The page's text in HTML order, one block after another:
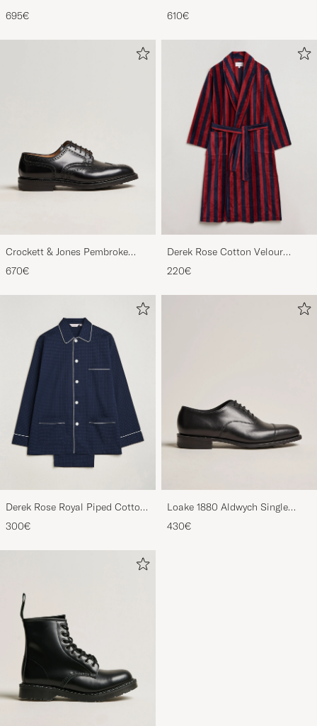
Black Calf
695€
Chukka Black Rough-Out Suede
610€
Crockett & Jones Pembroke
Derbys Black Calf
670€
Derek Rose Cotton Velour
Striped Gown Red/Blue
220€
Derek Rose Royal Piped Cotton
Pyjama Set Navy
300€
Loake 1880 Aldwych Single
Oxford Black Calf
430€